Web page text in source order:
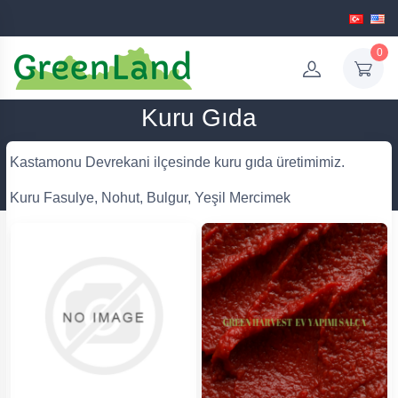
0
Kuru Gıda
Kastamonu Devrekani ilçesinde kuru gıda üretimimiz.
Kuru Fasulye, Nohut, Bulgur, Yeşil Mercimek